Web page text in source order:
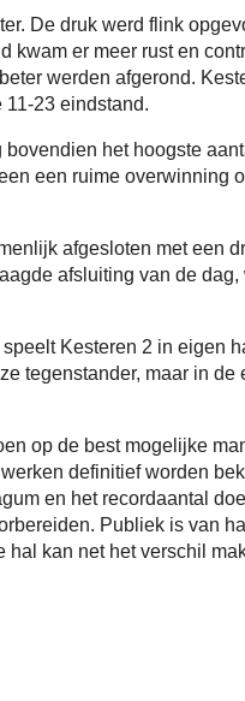
De druk werd flink
kwam er meer rust en
werden afgerond.
23 eindstand.
het hoogste
een ruime overwinning
afgesloten met een
afsluiting van de
Kesteren 2 in eigen
tegenstander, maar in de
op de best mogelijke
definitief worden
en het recordaantal
Publiek is van
kan net het verschil